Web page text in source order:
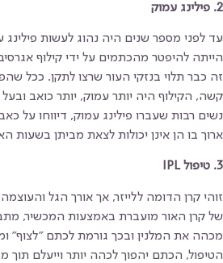
2. פילינג עמוק
עד לפני מספר שנים היה נהוג לעשות
הייתה להיפטר מהכתמים על ידי קילוף
זה כבר תלוי בנזקי העור שרצו לתקן. ככל
קשה, הקילוף היה יותר עמוק, יותר כואב
נשים רבות שעברו פילינג עמוק, דיווחו על
ארוך בו הן אינן יכולות לצאת מביתן בשעות
3. טיפול IPL
זוהי קרן הדומה ללייזר, אך אורך הגל
של קרן האור מועברת באמצעות המכשיר,
מכהה את המלנין ובכך גורמת לכתם "לצוף"
הטיפול, הכתם יהפוך לכהה יותר וייעלם תוך